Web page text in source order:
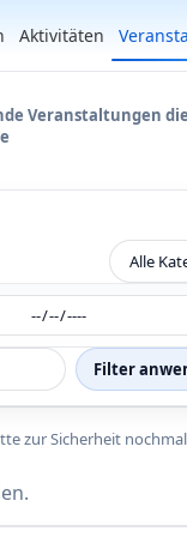
Aktivitäten
Veranstaltungen
Filter
zur Sicherheit